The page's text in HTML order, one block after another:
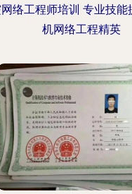
络工程师培训 专业技能
机网络工程精英